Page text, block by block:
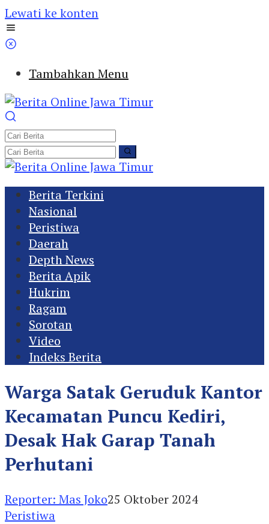
Lewati ke konten
Tambahkan Menu
Berita Terkini
Nasional
Peristiwa
Daerah
Depth News
Berita Apik
Hukrim
Ragam
Sorotan
Video
Indeks Berita
Warga Satak Geruduk Kantor
Kecamatan Puncu Kediri,
Desak Hak Garap Tanah
Perhutani
Reporter: Mas Joko25 Oktober 2024
Peristiwa